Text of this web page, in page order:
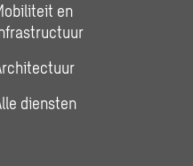
en
diensten